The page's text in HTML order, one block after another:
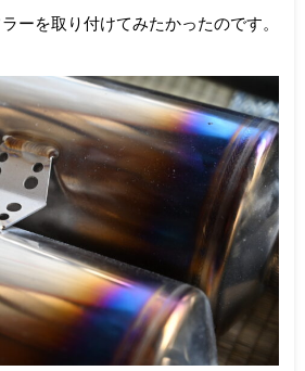
ーを取り付けてみたかったのです。